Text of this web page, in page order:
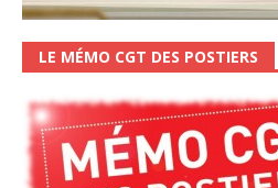
LE MÉMO CGT DES POSTIERS